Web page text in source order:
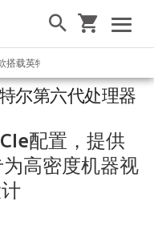
搭载英特尔第六代处理器的ATX工
尔第六代处理器
配置，提供
高密度机器视